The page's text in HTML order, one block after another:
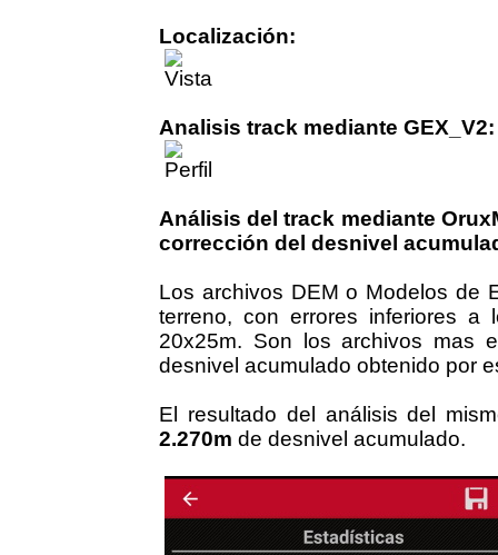
Localización:
Analisis track mediante GEX_V2:
Análisis del track mediante
corrección del desnivel
Los archivos DEM o Modelos de
terreno, con errores inferiores
20x25m. Son los archivos mas
desnivel acumulado obtenido por
El resultado del análisis del
2.270m de desnivel acumulado.